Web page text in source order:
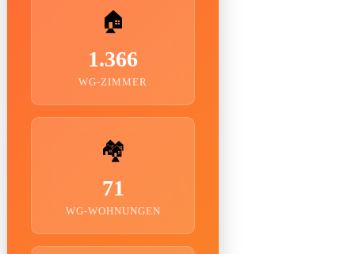
🏠
1.366
WG-ZIMMER
🏘️
71
WG-WOHNUNGEN